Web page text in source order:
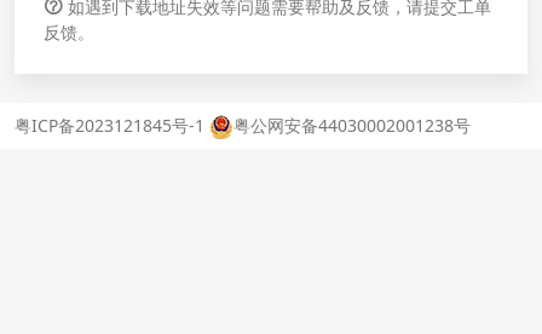
如遇到下载地址失效等问题需要帮助及反馈，请提交工单
反馈。
粤ICP备2023121845号-1 粤公网安备44030002001238号